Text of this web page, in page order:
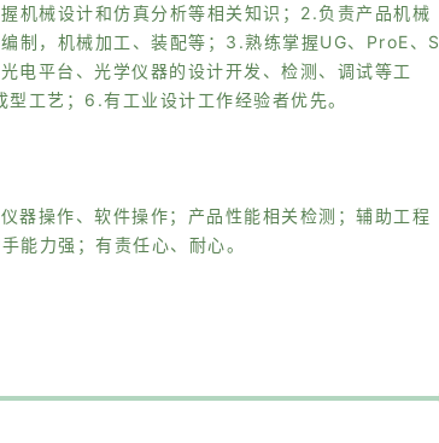
机械设计和仿真分析等相关知识；2.负责产品机械
制，机械加工、装配等；3.熟练掌握UG、ProE、S
平台、光学仪器的设计开发、检测、调试等工
工艺；6.有工业设计工作经验者优先。
器操作、软件操作；产品性能相关检测；辅助工程
能力强；有责任心、耐心。